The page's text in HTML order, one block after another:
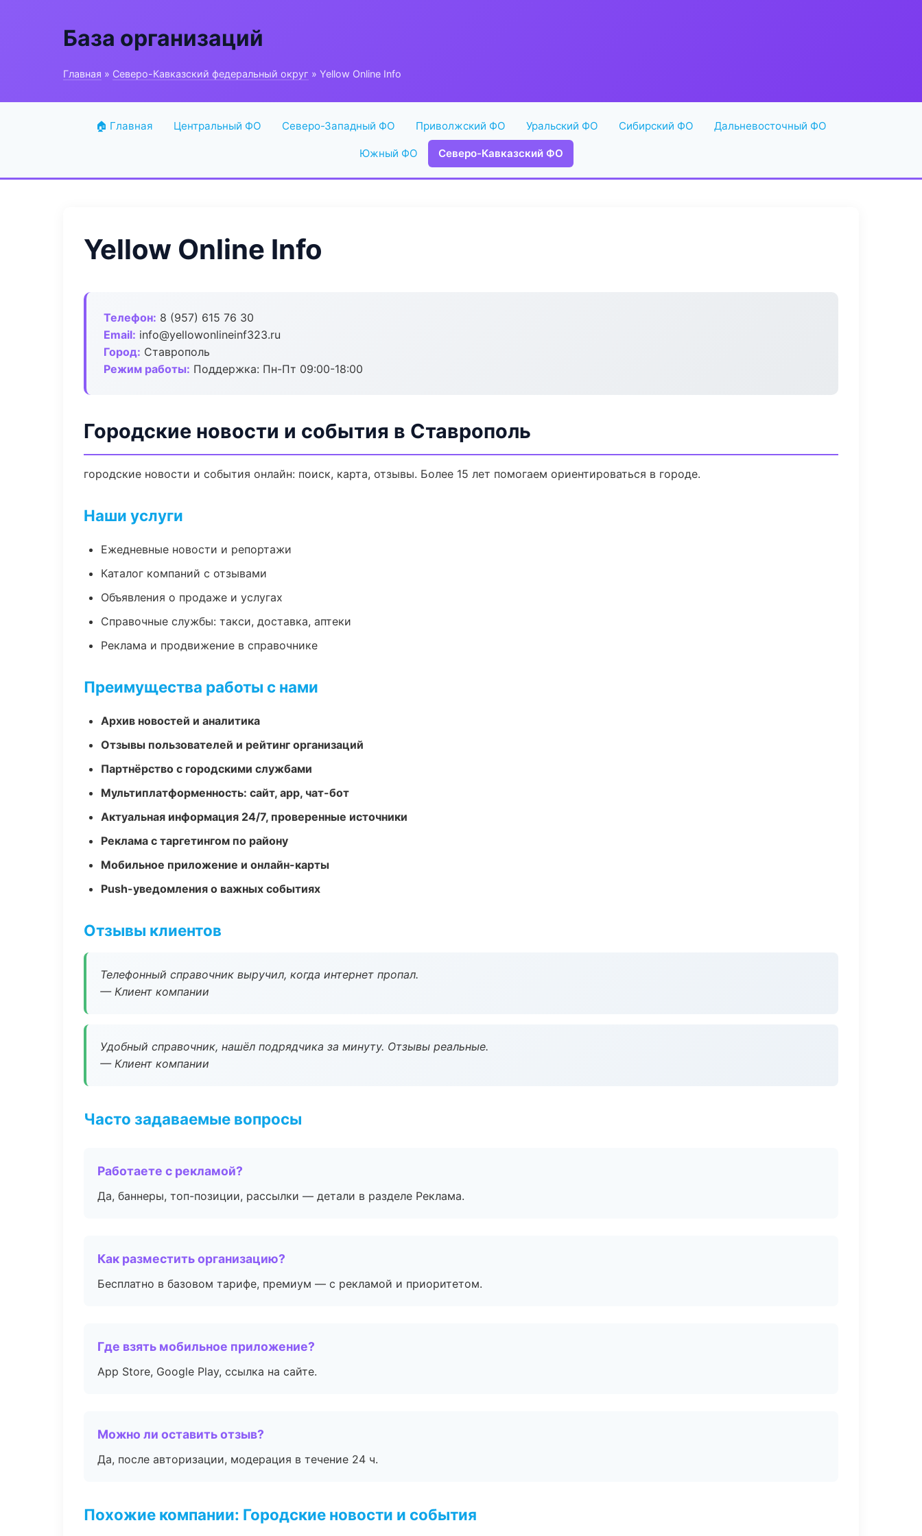
База организаций
Главная » Северо-Кавказский федеральный округ » Yellow Online Info
🏠 Главная Центральный ФО Северо-Западный ФО Приволжский ФО Уральский ФО Сибирский ФО Дальневосточный ФО
Южный ФО Северо-Кавказский ФО
Yellow Online Info
Телефон: 8 (957) 615 76 30
Email: info@yellowonlineinf323.ru
Город: Ставрополь
Режим работы: Поддержка: Пн-Пт 09:00-18:00
Городские новости и события в Ставрополь
городские новости и события онлайн: поиск, карта, отзывы. Более 15 лет помогаем ориентироваться в городе.
Наши услуги
Ежедневные новости и репортажи
Каталог компаний с отзывами
Объявления о продаже и услугах
Справочные службы: такси, доставка, аптеки
Реклама и продвижение в справочнике
Преимущества работы с нами
Архив новостей и аналитика
Отзывы пользователей и рейтинг организаций
Партнёрство с городскими службами
Мультиплатформенность: сайт, app, чат-бот
Актуальная информация 24/7, проверенные источники
Реклама с таргетингом по району
Мобильное приложение и онлайн-карты
Push-уведомления о важных событиях
Отзывы клиентов
Телефонный справочник выручил, когда интернет пропал.
— Клиент компании
Удобный справочник, нашёл подрядчика за минуту. Отзывы реальные.
— Клиент компании
Часто задаваемые вопросы
Работаете с рекламой?
Да, баннеры, топ-позиции, рассылки — детали в разделе Реклама.
Как разместить организацию?
Бесплатно в базовом тарифе, премиум — с рекламой и приоритетом.
Где взять мобильное приложение?
App Store, Google Play, ссылка на сайте.
Можно ли оставить отзыв?
Да, после авторизации, модерация в течение 24 ч.
Похожие компании: Городские новости и события